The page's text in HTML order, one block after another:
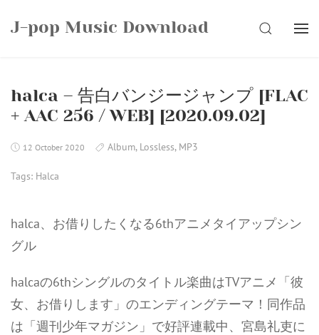
J-pop Music Download SEARCH
halca – 告白バンジージャンプ [FLAC
+ AAC 256 / WEB] [2020.09.02]
12 October 2020 Album, Lossless, MP3
Tags: Halca
halca、お借りしたくなる6thアニメタイアップシン
グル
halcaの6thシングルのタイトル楽曲はTVアニメ「彼
女、お借りします」のエンディングテーマ！同作品
は「週刊少年マガジン」で好評連載中、宮島礼吏に